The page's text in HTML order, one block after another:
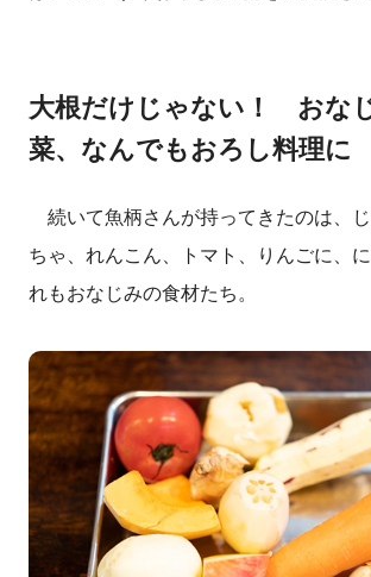
大根だけじゃない！ おな
菜、なんでもおろし料理に
続いて魚柄さんが持ってきたのは、
ちゃ、れんこん、トマト、りんごに、
れもおなじみの食材たち。